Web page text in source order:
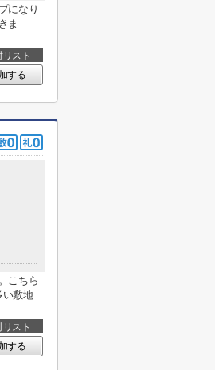
になり
ま
リスト
する
こちら
い敷地
リスト
する